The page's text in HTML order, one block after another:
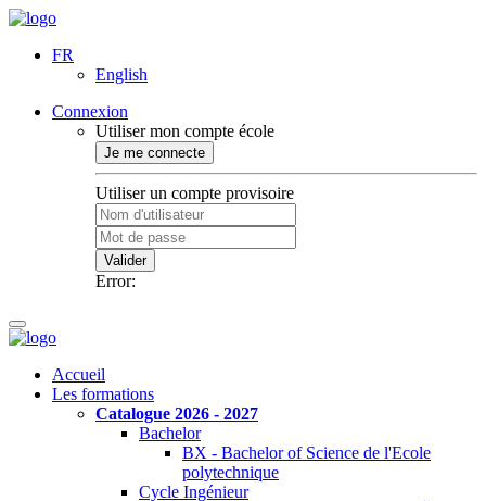
FR
English
Connexion
Utiliser mon compte école
Je me connecte
Utiliser un compte provisoire
Valider
Error:
Accueil
Les formations
Catalogue 2026 - 2027
Bachelor
BX - Bachelor of Science de l'Ecole
polytechnique
Cycle Ingénieur